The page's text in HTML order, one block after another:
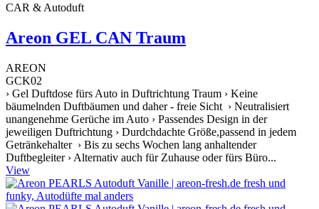
CAR & Autoduft
Areon GEL CAN Traum
AREON
GCK02
› Gel Duftdose fürs Auto in Duftrichtung Traum › Keine
bäumelnden Duftbäumen und daher - freie Sicht › Neutralisiert
unangenehme Gerüche im Auto › Passendes Design in der
jeweiligen Duftrichtung › Durdchdachte Größe,passend in jedem
Getränkehalter › Bis zu sechs Wochen lang anhaltender
Duftbegleiter › Alternativ auch für Zuhause oder fürs Büro...
View